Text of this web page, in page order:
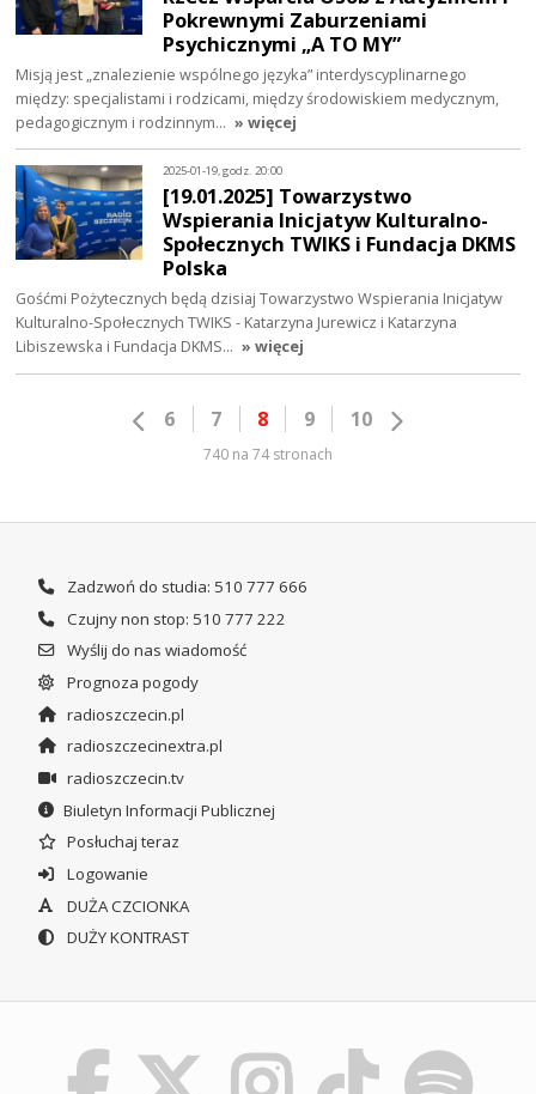
Pokrewnymi Zaburzeniami
Psychicznymi „A TO MY”
Misją jest „znalezienie wspólnego języka” interdyscyplinarnego
między: specjalistami i rodzicami, między środowiskiem medycznym,
pedagogicznym i rodzinnym… » więcej
2025-01-19, godz. 20:00
[19.01.2025] Towarzystwo
Wspierania Inicjatyw Kulturalno-
Społecznych TWIKS i Fundacja DKMS
Polska
Gośćmi Pożytecznych będą dzisiaj Towarzystwo Wspierania Inicjatyw
Kulturalno-Społecznych TWIKS - Katarzyna Jurewicz i Katarzyna
Libiszewska i Fundacja DKMS… » więcej
6 7 8 9 10
740 na 74 stronach
Zadzwoń do studia: 510 777 666
Czujny non stop: 510 777 222
Wyślij do nas wiadomość
Prognoza pogody
radioszczecin.pl
radioszczecinextra.pl
radioszczecin.tv
Biuletyn Informacji Publicznej
Posłuchaj teraz
Logowanie
DUŻA CZCIONKA
DUŻY KONTRAST